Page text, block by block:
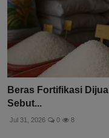
Beras Fortifikasi
Sebut...
Jul 31, 2026 0 8